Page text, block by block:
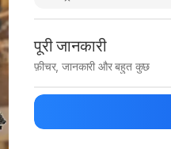
पूरी जानकारी
फ़ीचर, जानकारी और बहुत कुछ